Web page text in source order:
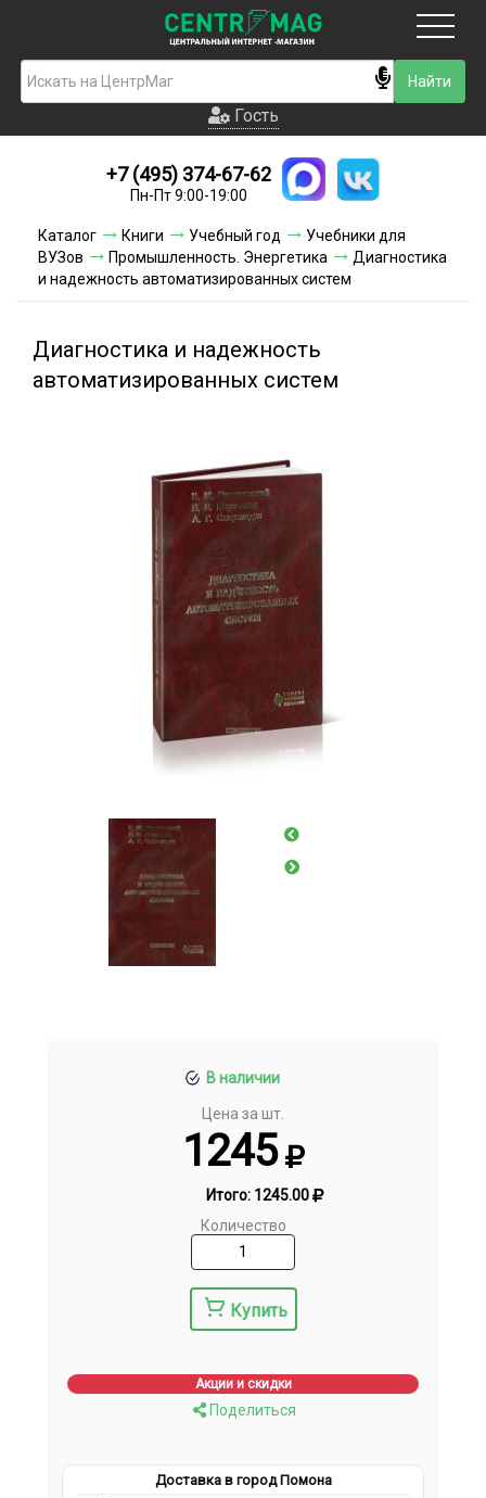
Гость
Новинки
Условия доставки
Условия оплаты
Гость
+7 (495) 374-67-62
Пн-Пт 9:00-19:00
Каталог Книги Учебный год
Учебники для
ВУЗов
Промышленность. Энергетика
Диагностика
и надежность автоматизированных систем
Диагностика и надежность
автоматизированных систем
В наличии
Цена за шт.
1245
Итого: 1245.00
Количество
Купить
Акции и скидки
Поделиться
Доставка в город Помона